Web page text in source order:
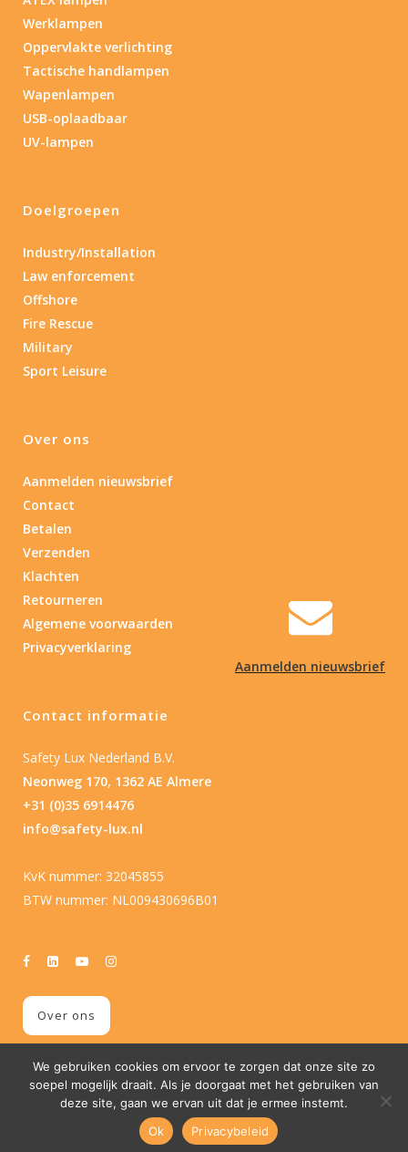
Aanmelden nieuwsbrief
Werklampen
Oppervlakte verlichting
Tactische handlampen
Wapenlampen
USB-oplaadbaar
UV-lampen
Doelgroepen
Industry/Installation
Law enforcement
Offshore
Fire Rescue
Military
Sport Leisure
Over ons
Aanmelden nieuwsbrief
Contact
Betalen
Verzenden
Klachten
Retourneren
Algemene voorwaarden
Privacyverklaring
Contact informatie
Safety Lux Nederland B.V.
Neonweg 170, 1362 AE Almere
+31 (0)35 6914476
info@safety-lux.nl
KvK nummer: 32045855
BTW nummer: NL009430696B01
Over ons
© Copyright2026 Safety Lux
We gebruiken cookies om ervoor te zorgen dat onze site zo
soepel mogelijk draait. Als je doorgaat met het gebruiken van
deze site, gaan we ervan uit dat je ermee instemt.
Ok
Privacybeleid